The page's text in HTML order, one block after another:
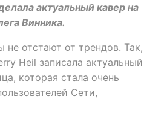
актуальный кавер на
Винника.
не отстают от трендов. Так,
Heil записала актуальный
которая стала очень
Сети,